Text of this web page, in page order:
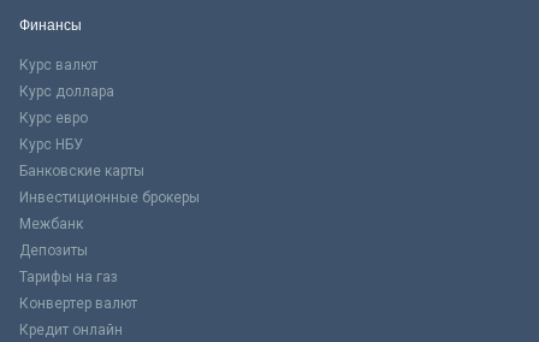
Финансы
Курс валют
Курс доллара
Курс евро
Курс НБУ
Банковские карты
Инвестиционные брокеры
Межбанк
Депозиты
Тарифы на газ
Конвертер валют
Кредит онлайн